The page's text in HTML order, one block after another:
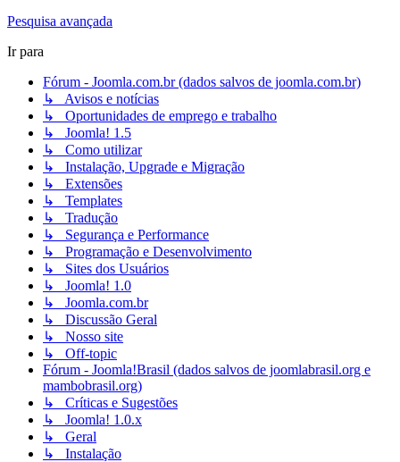
Pesquisa avançada
Ir para
Fórum - Joomla.com.br (dados salvos de joomla.com.br)
↳ Avisos e notícias
↳ Oportunidades de emprego e trabalho
↳ Joomla! 1.5
↳ Como utilizar
↳ Instalação, Upgrade e Migração
↳ Extensões
↳ Templates
↳ Tradução
↳ Segurança e Performance
↳ Programação e Desenvolvimento
↳ Sites dos Usuários
↳ Joomla! 1.0
↳ Joomla.com.br
↳ Discussão Geral
↳ Nosso site
↳ Off-topic
Fórum - Joomla!Brasil (dados salvos de joomlabrasil.org e
mambobrasil.org)
↳ Críticas e Sugestões
↳ Joomla! 1.0.x
↳ Geral
↳ Instalação